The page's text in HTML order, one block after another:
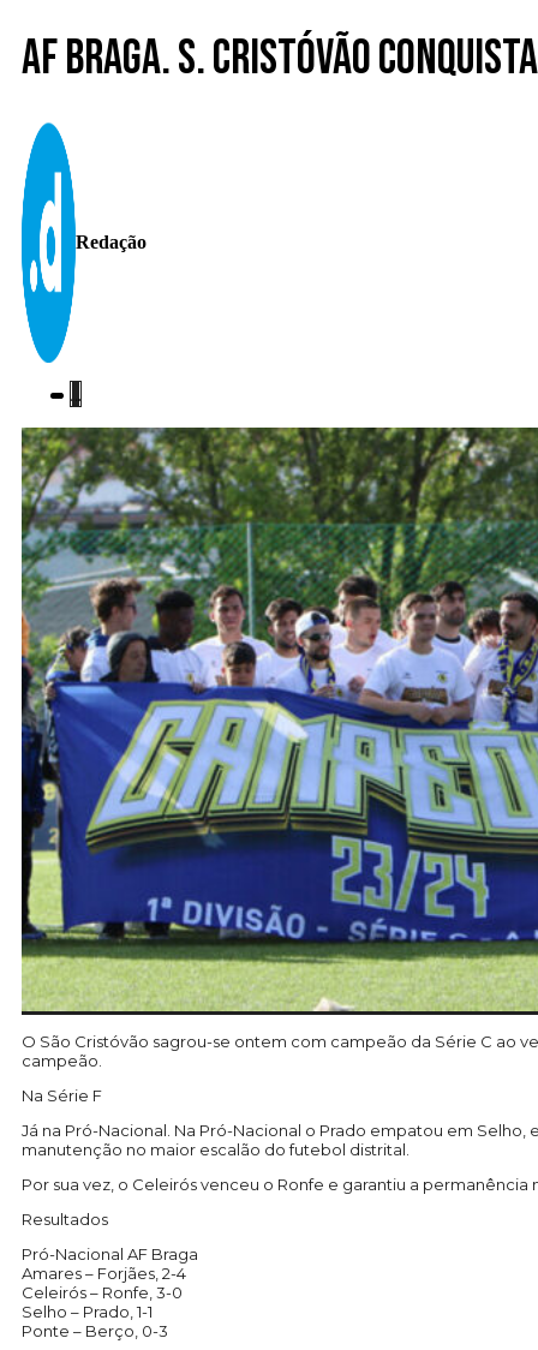
AF Braga. S. Cristóvão
Redação
O São Cristóvão sagrou-se ontem com campeão da Série C ao
campeão.
Na Série F
Já na Pró-Nacional. Na Pró-Nacional o Prado empatou em
manutenção no maior escalão do futebol distrital.
Por sua vez, o Celeirós venceu o Ronfe e garantiu a permanência
Resultados
Pró-Nacional AF Braga
Amares – Forjães, 2-4
Celeirós – Ronfe, 3-0
Selho – Prado, 1-1
Ponte – Berço, 0-3